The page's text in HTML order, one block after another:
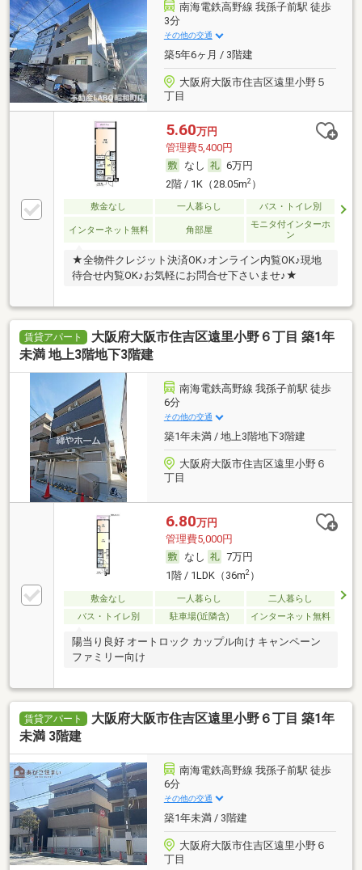
南海電鉄高野線 我孫子前駅 徒歩
3分
その他の交通
築5年6ヶ月 / 3階建
大阪府大阪市住吉区遠里小野５
丁目
5.60万円
管理費5,400円
なし
6万円
2階 / 1K（28.05m2）
敷金なし 一人暮らし バス・トイレ別
インターネット無料 角部屋
モニタ付インターホ
ン
★全物件クレジット決済OK♪オンライン内覧OK♪現地
待合せ内覧OK♪お気軽にお問合せ下さいませ♪★
賃貸アパート
大阪府大阪市住吉区遠里小野６丁目 築1年
未満 地上3階地下3階建
南海電鉄高野線 我孫子前駅 徒歩
6分
その他の交通
築1年未満 / 地上3階地下3階建
大阪府大阪市住吉区遠里小野６
丁目
6.80万円
管理費5,000円
なし
7万円
1階 / 1LDK（36m2）
敷金なし 一人暮らし
二人暮らし
バス・トイレ別
駐車場(近隣含) インターネット無料
陽当り良好 オートロック カップル向け キャンペーン
ファミリー向け
賃貸アパート
大阪府大阪市住吉区遠里小野６丁目 築1年
未満 3階建
南海電鉄高野線 我孫子前駅 徒歩
6分
その他の交通
築1年未満 / 3階建
大阪府大阪市住吉区遠里小野６
丁目